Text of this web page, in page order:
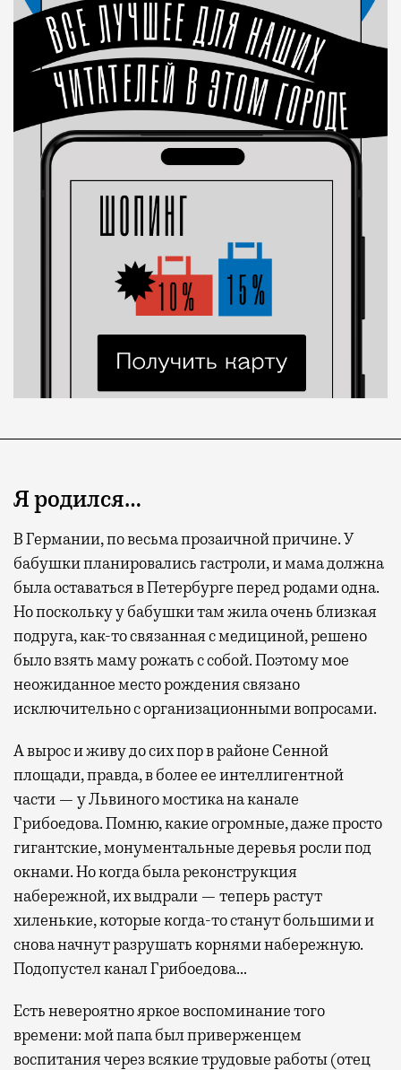
Я родился…
В Германии, по весьма прозаичной причине. У
бабушки планировались гастроли, и мама должна
была оставаться в Петербурге перед родами одна.
Но поскольку у бабушки там жила очень близкая
подруга, как-то связанная с медициной, решено
было взять маму рожать с собой. Поэтому мое
неожиданное место рождения связано
исключительно с организационными вопросами.
А вырос и живу до сих пор в районе Сенной
площади, правда, в более ее интеллигентной
части — у Львиного мостика на канале
Грибоедова. Помню, какие огромные, даже просто
гигантские, монументальные деревья росли под
окнами. Но когда была реконструкция
набережной, их выдрали — теперь растут
хиленькие, которые когда-то станут большими и
снова начнут разрушать корнями набережную.
Подопустел канал Грибоедова…
Есть невероятно яркое воспоминание того
времени: мой папа был приверженцем
воспитания через всякие трудовые работы (отец